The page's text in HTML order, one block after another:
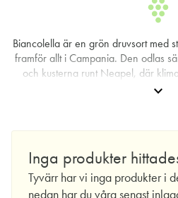
Biancolella är en grön druvsort med
framför allt i Campania. Den odlas
och kusterna runt Neapel, där
havsvindar och magra,
och, vanligare, i blandningar.
balans mellan frisk syra, diskret frukt
speglar det maritima
expand_more
Inga produkter
Tyvärr har vi inga produkter i
nedan har du våra senast